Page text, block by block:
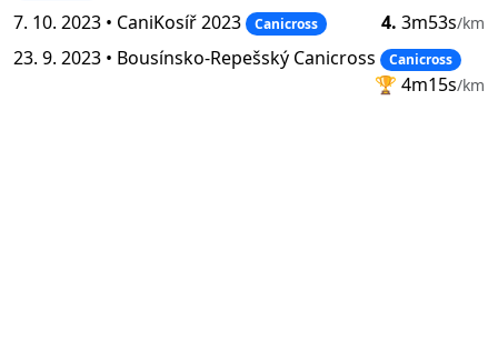
7. 10. 2023 • CaniKosíř 2023 Canicross 4. 3m53s/km
23. 9. 2023 • Bousínsko-Repešský Canicross Canicross
🏆 4m15s/km